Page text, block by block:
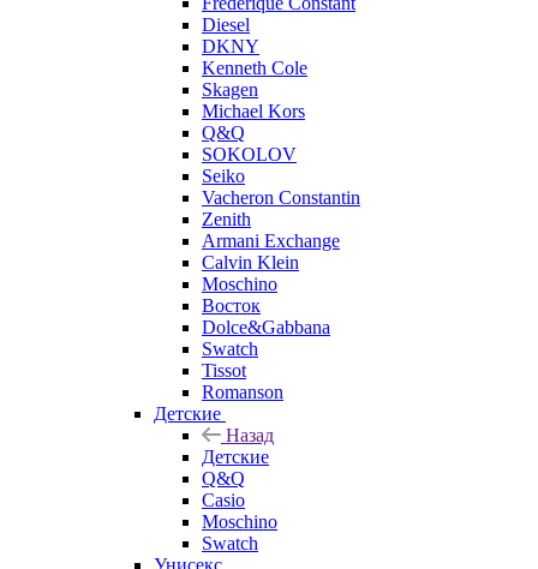
Diesel
DKNY
Kenneth Cole
Skagen
Michael Kors
Q&Q
SOKOLOV
Seiko
Vacheron Constantin
Zenith
Armani Exchange
Calvin Klein
Moschino
Восток
Dolce&Gabbana
Swatch
Tissot
Romanson
Детские
Назад
Детские
Q&Q
Casio
Moschino
Swatch
Унисекс